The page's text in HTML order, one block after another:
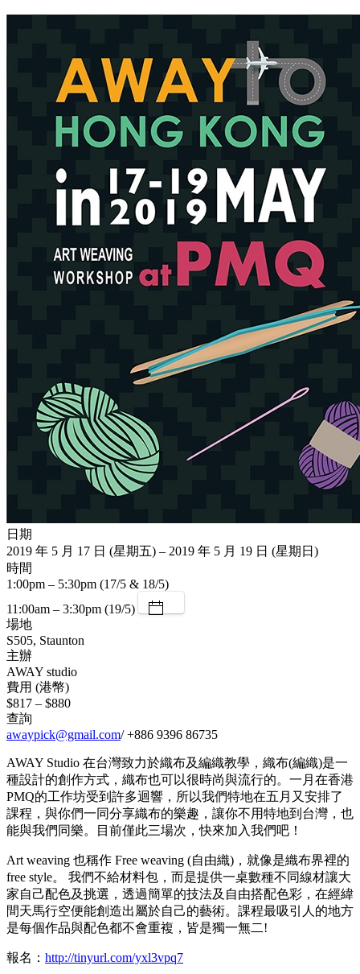
日期
2019 年 5 月 17 日 (星期五) – 2019 年 5 月 19 日 (星期日)
時間
1:00pm – 5:30pm (17/5 & 18/5)
11:00am – 3:30pm (19/5)
場地
S505, Staunton
主辦
AWAY studio
費用 (港幣)
$817 – $880
查詢
awaypick@gmail.com/ +886 9396 86735
AWAY Studio 在台灣致力於織布及編織教學，織布(編織)是一
種設計的創作方式，織布也可以很時尚與流行的。一月在香港
PMQ的工作坊受到許多迴響，所以我們特地在五月又安排了
課程，與你們一同分享織布的樂趣，讓你不用特地到台灣，也
能與我們同樂。目前僅此三場次，快來加入我們吧！
Art weaving 也稱作 Free weaving (自由織)，就像是織布界裡的
free style。 我們不給材料包，而是提供一桌數種不同線材讓大
家自己配色及挑選，透過簡單的技法及自由搭配色彩，在經緯
間天馬行空便能創造出屬於自己的藝術。課程最吸引人的地方
是每個作品與配色都不會重複，皆是獨一無二!
報名： http://tinyurl.com/yxl3vpq7